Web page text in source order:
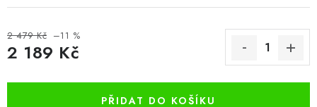
2 479 Kč –11 %
2 189 Kč
PŘIDAT DO KOŠÍKU